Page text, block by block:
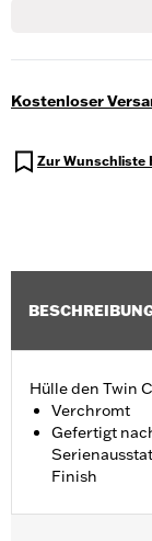
Kostenloser
Zur Wunschliste
Hülle den Twin
Verchromt
Gefertigt
Finish